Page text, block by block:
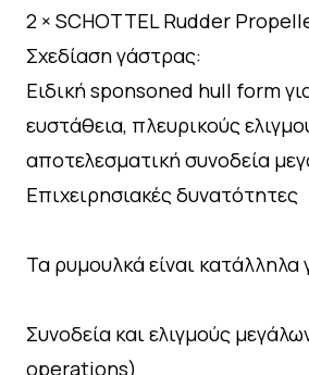
2 × SCHOTTEL Rudder
Σχεδίαση γάστρας:
Ειδική sponsoned hull form
ευστάθεια, πλευρικούς
αποτελεσματική συνοδεία
Επιχειρησιακές δυνατότητες
Τα ρυμουλκά είναι κατάλληλα
Συνοδεία και ελιγμούς
operations)